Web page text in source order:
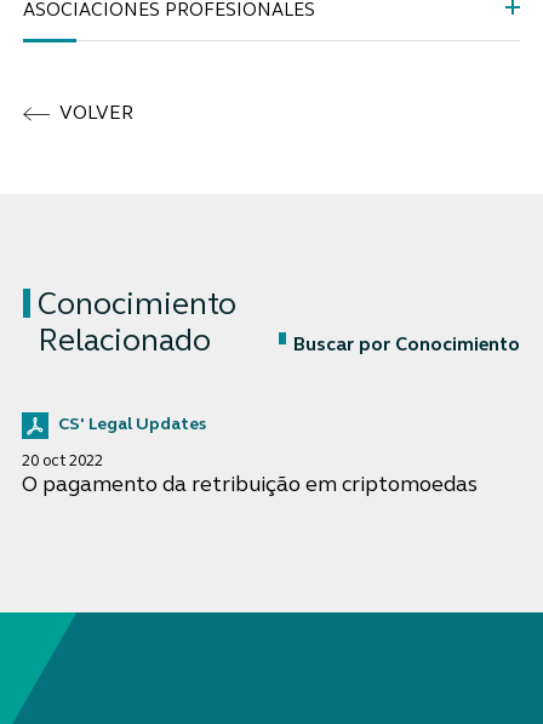
ASOCIACIONES PROFESIONALES
VOLVER
Conocimiento
Relacionado
Buscar por Conocimiento
CS' Legal Updates
20 oct 2022
O pagamento da retribuição em criptomoedas